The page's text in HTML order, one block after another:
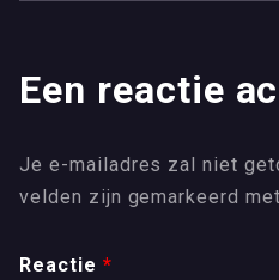
Een reactie
Je e-mailadres zal niet
velden zijn gemarkeerd met
Reactie *